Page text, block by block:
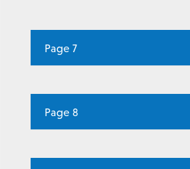
Page 7
Page 8